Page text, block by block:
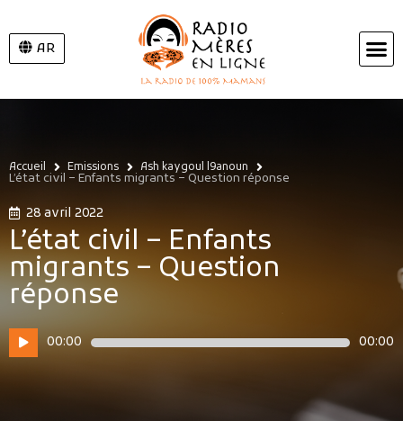
AR
Accueil Emissions Ash kaygoul l9anoun
L’état civil – Enfants migrants – Question réponse
28 avril 2022
L’état civil – Enfants
migrants – Question
réponse
Lecteur
audio
00:00 00:00